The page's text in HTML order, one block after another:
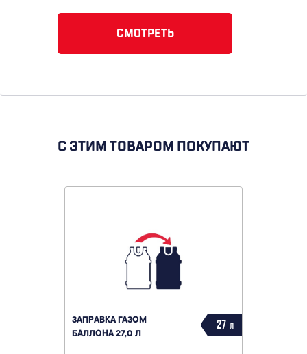
СМОТРЕТЬ
С ЭТИМ ТОВАРОМ ПОКУПАЮТ
ЗАПРАВКА ГАЗОМ
БАЛЛОНА 27,0 Л
27 л